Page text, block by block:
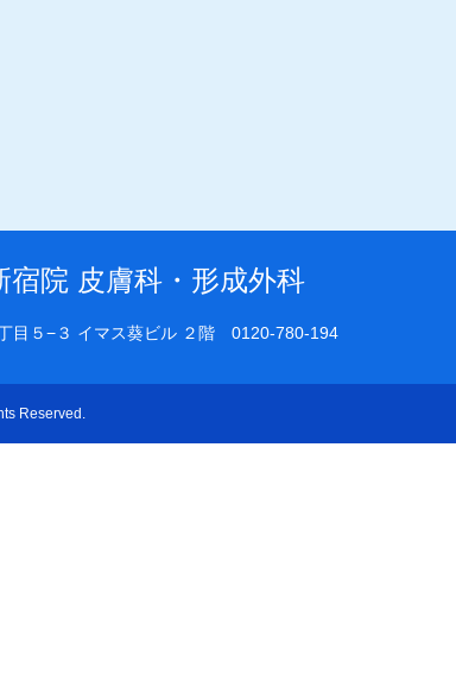
院 皮膚科・形成外科
目５−３ イマス葵ビル ２階 0120-780-194
Reserved.